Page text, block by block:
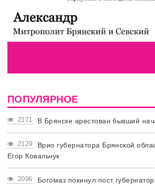
ПОПУЛЯРНОЕ
2171 В Брянске арестован бывший
2129
Врио губернатора Брянской
Егор Ковальчук
2096
Богомаз покинул пост